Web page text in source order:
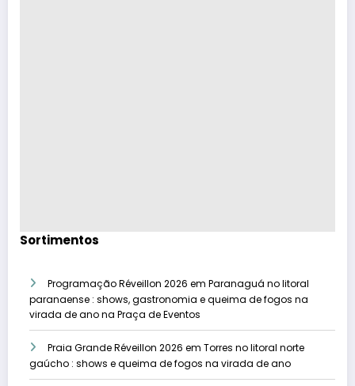
Sortimentos
Programação Réveillon 2026 em Paranaguá no litoral
paranaense : shows, gastronomia e queima de fogos na
virada de ano na Praça de Eventos
Praia Grande Réveillon 2026 em Torres no litoral norte
gaúcho : shows e queima de fogos na virada de ano